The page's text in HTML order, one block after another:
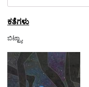
ಕತೆಗಳು
ಬಿಟ್ಟ್ಯಾ